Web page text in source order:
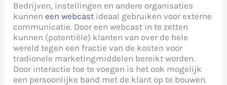
Bedrijven, instellingen en andere organisaties
kunnen een webcast ideaal gebruiken voor externe
communicatie. Door een webcast in te zetten
kunnen (potentiële) klanten van over de hele
wereld tegen een fractie van de kosten voor
tradionele marketingmiddelen bereikt worden.
Door interactie toe te voegen is het ook mogelijk
een persoonlijke band met de klant op te bouwen.